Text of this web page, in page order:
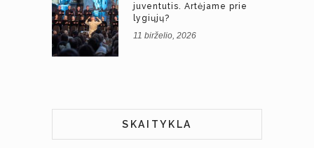
juventutis. Artėjame prie
lygiųjų?
11 birželio, 2026
SKAITYKLA